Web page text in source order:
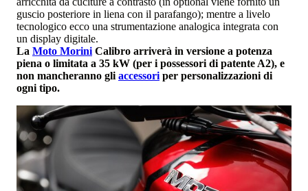
guscio posteriore in liena con il parafango); mentre a livelo
tecnologico ecco una strumentazione analogica integrata con
un display digitale.
La Moto Morini Calibro arriverà in versione a potenza
piena o limitata a 35 kW (per i possessori di patente A2), e
non mancheranno gli accessori per personalizzazioni di
ogni tipo.